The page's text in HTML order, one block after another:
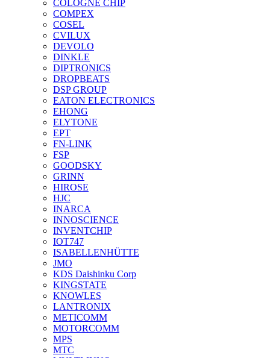
COLOGNE CHIP
COMPEX
COSEL
CVILUX
DEVOLO
DINKLE
DIPTRONICS
DROPBEATS
DSP GROUP
EATON ELECTRONICS
EHONG
ELYTONE
EPT
FN-LINK
FSP
GOODSKY
GRINN
HIROSE
HJC
INARCA
INNOSCIENCE
INVENTCHIP
IOT747
ISABELLENHÜTTE
JMO
KDS Daishinku Corp
KINGSTATE
KNOWLES
LANTRONIX
METICOMM
MOTORCOMM
MPS
MTC